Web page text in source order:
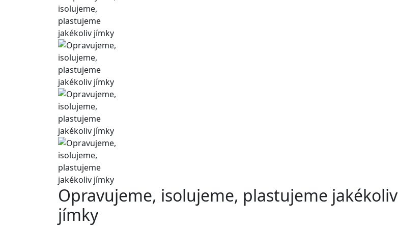
Opravujeme, isolujeme, plastujeme jakékoliv
jímky